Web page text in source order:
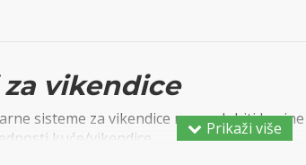
vikendice
sisteme za vikendice mogu dobiti
kuće/vikendice.